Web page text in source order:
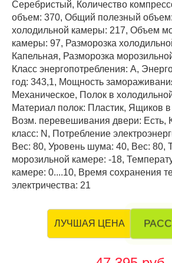
Серебристый, Количество
объем: 370, Общий полезный
холодильной камеры: 217, Объем
камеры: 97, Разморозка
Капельная, Разморозка
Класс энергопотребления: А,
год: 343,1, Мощность
Механическое, Полок в
Материал полок: Пластик, Ящиков
Возм. перевешивания двери: Есть,
класс: N, Потребление
Вес: 80, Уровень шума: 40, Вес: 80,
морозильной камере: -18,
камере: 0....10, Время сохранения
электричества: 21
ЛУЧШАЯ ЦЕНА